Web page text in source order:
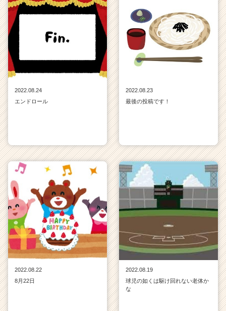
2022.08.24
エンドロール
2022.08.23
最後の投稿です！
2022.08.22
8月22日
2022.08.19
球児の如くは駆け回れない老体か
な